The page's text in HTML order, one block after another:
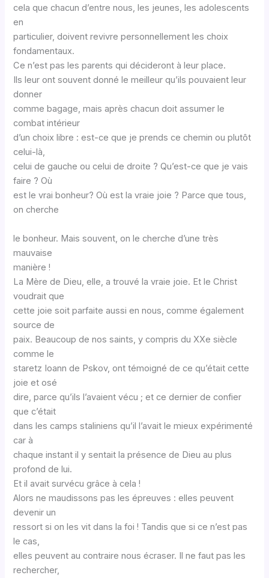
cela que chacun d’entre nous, les jeunes, les adolescents
en
particulier, doivent revivre personnellement les choix
fondamentaux.
Ce n’est pas les parents qui décideront à leur place.
Ils leur ont souvent donné le meilleur qu’ils pouvaient leur
donner
comme bagage, mais après chacun doit assumer le
combat intérieur
d’un choix libre : est-ce que je prends ce chemin ou plutôt
celui-là,
celui de gauche ou celui de droite ? Qu’est-ce que je vais
faire ? Où
est le vrai bonheur? Où est la vraie joie ? Parce que tous,
on cherche
le bonheur. Mais souvent, on le cherche d’une très
mauvaise
manière !
La Mère de Dieu, elle, a trouvé la vraie joie. Et le Christ
voudrait que
cette joie soit parfaite aussi en nous, comme également
source de
paix. Beaucoup de nos saints, y compris du XXe siècle
comme le
staretz Ioann de Pskov, ont témoigné de ce qu’était cette
joie et osé
dire, parce qu’ils l’avaient vécu ; et ce dernier de confier
que c’était
dans les camps staliniens qu’il l’avait le mieux expérimenté
car à
chaque instant il y sentait la présence de Dieu au plus
profond de lui.
Et il avait survécu grâce à cela !
Alors ne maudissons pas les épreuves : elles peuvent
devenir un
ressort si on les vit dans la foi ! Tandis que si ce n’est pas
le cas,
elles peuvent au contraire nous écraser. Il ne faut pas les
rechercher,